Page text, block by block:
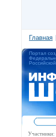
Главная
Портал
Участники: